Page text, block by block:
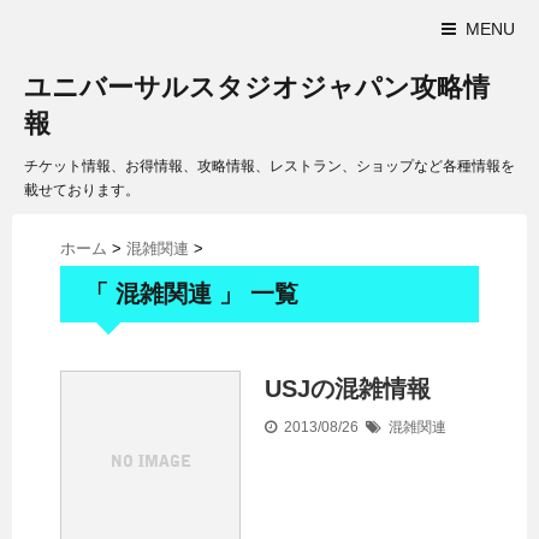
MENU
ユニバーサルスタジオジャパン攻略情
報
チケット情報、お得情報、攻略情報、レストラン、ショップなど各種情報を
載せております。
ホーム > 混雑関連 >
「 混雑関連 」 一覧
USJの混雑情報
2013/08/26 混雑関連